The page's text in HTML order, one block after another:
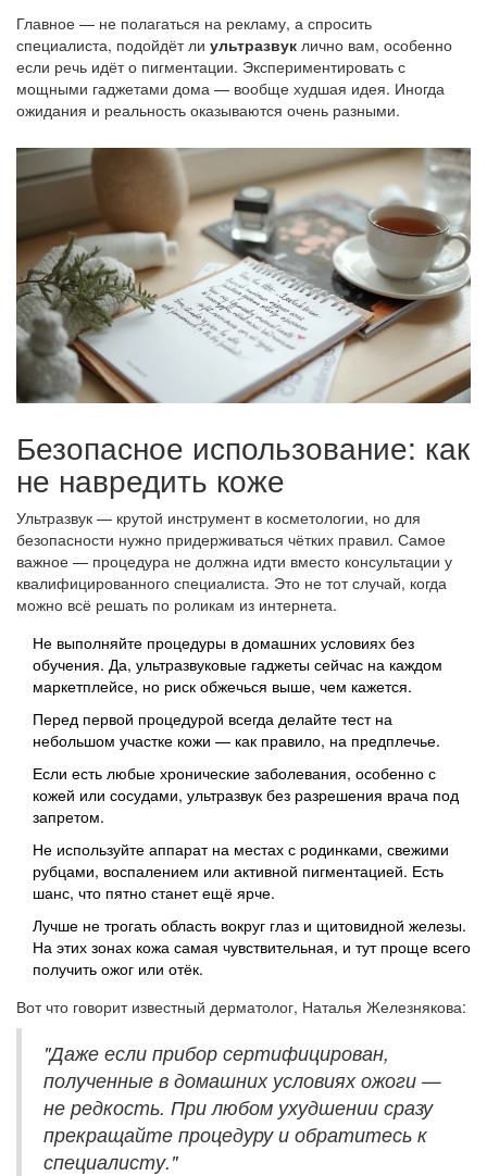
Главное — не полагаться на рекламу, а спросить
специалиста, подойдёт ли ультразвук лично вам, особенно
если речь идёт о пигментации. Экспериментировать с
мощными гаджетами дома — вообще худшая идея. Иногда
ожидания и реальность оказываются очень разными.
Безопасное использование: как
не навредить коже
Ультразвук — крутой инструмент в косметологии, но для
безопасности нужно придерживаться чётких правил. Самое
важное — процедура не должна идти вместо консультации у
квалифицированного специалиста. Это не тот случай, когда
можно всё решать по роликам из интернета.
Не выполняйте процедуры в домашних условиях без
обучения. Да, ультразвуковые гаджеты сейчас на каждом
маркетплейсе, но риск обжечься выше, чем кажется.
Перед первой процедурой всегда делайте тест на
небольшом участке кожи — как правило, на предплечье.
Если есть любые хронические заболевания, особенно с
кожей или сосудами, ультразвук без разрешения врача под
запретом.
Не используйте аппарат на местах с родинками, свежими
рубцами, воспалением или активной пигментацией. Есть
шанс, что пятно станет ещё ярче.
Лучше не трогать область вокруг глаз и щитовидной железы.
На этих зонах кожа самая чувствительная, и тут проще всего
получить ожог или отёк.
Вот что говорит известный дерматолог, Наталья Железнякова:
"Даже если прибор сертифицирован,
полученные в домашних условиях ожоги —
не редкость. При любом ухудшении сразу
прекращайте процедуру и обратитесь к
специалисту."